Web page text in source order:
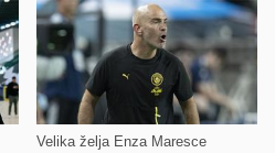
Velika želja Enza Maresce